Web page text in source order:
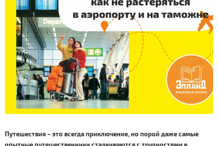
Путешествия – это всегда приключение, но порой даже самые
опытные путешественники сталкиваются с трудностями в